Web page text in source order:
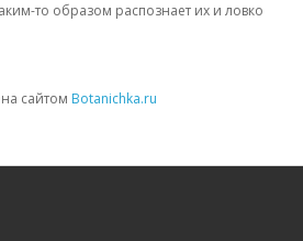
то образом распознает их и ловко
сайтом Botanichka.ru